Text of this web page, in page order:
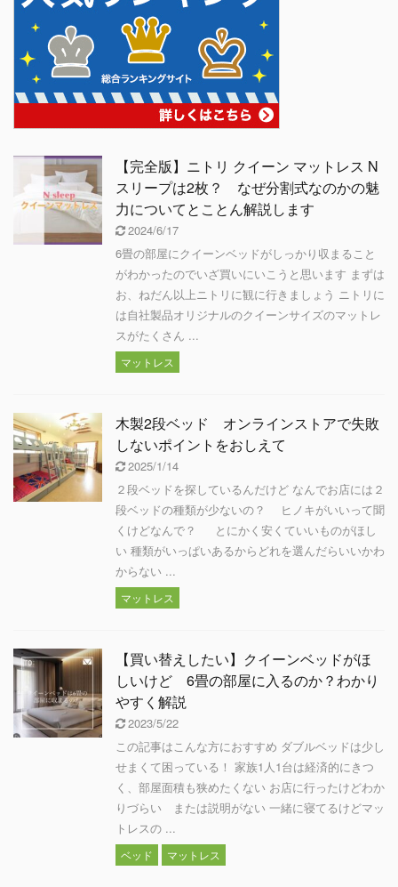
【完全版】ニトリ クイーン マットレス N
スリープは2枚？ なぜ分割式なのかの魅
力についてとことん解説します
2024/6/17
6畳の部屋にクイーンベッドがしっかり収まること
がわかったのでいざ買いにいこうと思います まずは
お、ねだん以上ニトリに観に行きましょう ニトリに
は自社製品オリジナルのクイーンサイズのマットレ
スがたくさん ...
マットレス
木製2段ベッド オンラインストアで失敗
しないポイントをおしえて
2025/1/14
２段ベッドを探しているんだけど なんでお店には２
段ベッドの種類が少ないの？ ヒノキがいいって聞
くけどなんで？ とにかく安くていいものがほし
い 種類がいっぱいあるからどれを選んだらいいかわ
からない ...
マットレス
【買い替えしたい】クイーンベッドがほ
しいけど 6畳の部屋に入るのか？わかり
やすく解説
2023/5/22
この記事はこんな方におすすめ ダブルベッドは少し
せまくて困っている！ 家族1人1台は経済的にきつ
く、部屋面積も狭めたくない お店に行ったけどわか
りづらい または説明がない 一緒に寝てるけどマッ
トレスの ...
ベッド マットレス